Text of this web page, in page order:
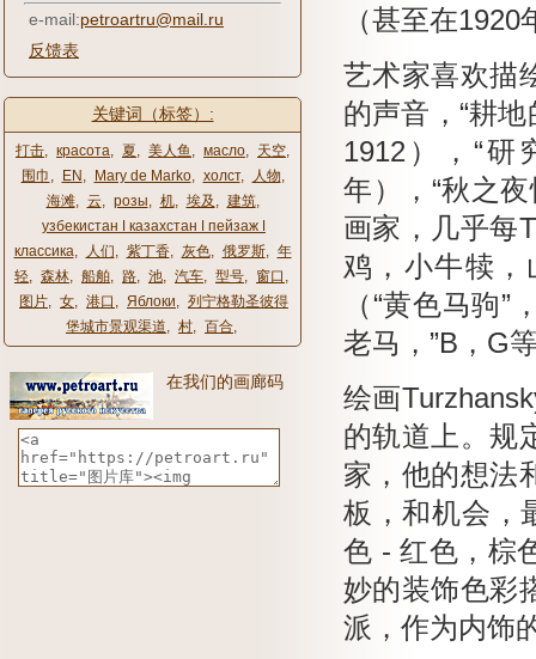
e-mail:petroartru@mail.ru
反馈表
关键词（标签）:
打击, красота, 夏, 美人鱼 , масло, 天空,
围巾 , EN , Mary de Marko, холст, 人物,
海滩, 云, розы, 机, 埃及 , 建筑,
узбекистан ǀ казахстан ǀ пейзаж ǀ
классика, 人们, 紫丁香, 灰色, 俄罗斯, 年
轻, 森林, 船舶, 路, 池, 汽车, 型号, 窗口 ,
图片, 女, 港口 , Яблоки, 列宁格勒圣彼得
堡城市景观渠道, 村, 百合,
在我们的画廊码
（甚至在
艺术家喜欢描
的声音，“耕地
1912），“研
年），“秋之
画家，几乎每
鸡，小牛犊
（“黄色马驹”
老马，”B，G
绘画
的轨道上。规
家，他的想法
板，和机会，
色 - 红色，棕
妙的装饰色彩
派，作为内饰